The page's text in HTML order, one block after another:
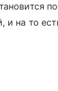
и на то